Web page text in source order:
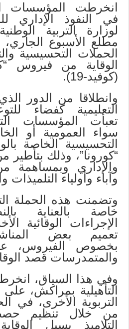
انخرطت المؤسسات
في النفوذ الإداري
لوزارة التربية
مطلع الأسبوع
الحملات التحسيسية
الوقاية من فيروس
(كوفيد-19).
وانطلاقا من الدور
التعليمية كفضاء
تعبأت المؤسسات
سواء العمومية أو
التحسيسية الخاصة
“كورونا”، وذلك بتأطير
والإداري وبمساهمة
وآباء وأولياء التلميذات
وتضمنت هذه الحملة
خاصة بالعناية
الإجراءات الوقائية
تعميم بعض
بخصوص الفيروس،
والمتمدرسات قصد
وفي هذا السياق،
التأهيلية بمراكش،
التربوية الأخرى، في
من خلال تنظيم
التلاميذ بسبل